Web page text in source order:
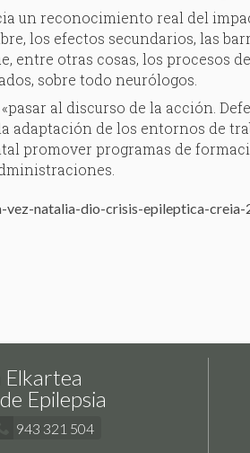
un reconocimiento real del
los efectos secundarios, las
entre otras cosas, los procesos
sobre todo neurólogos.
al discurso de la acción.
adaptación de los entornos de
promover programas de
vez-natalia-dio-crisis-epileptica-
Elkartea
Epilepsia
943 321 504